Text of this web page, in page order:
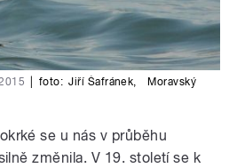
foto: Jiří Šafránek,
Moravský
se u nás v průběhu
změnila. V 19. století se k